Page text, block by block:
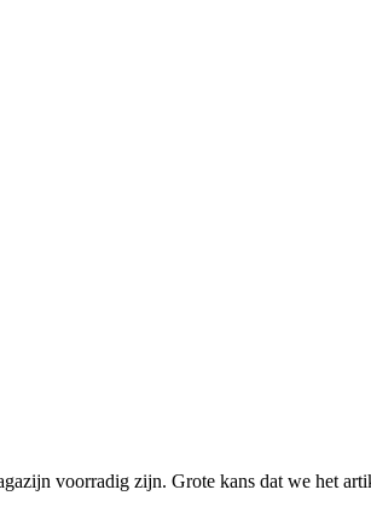
voorradig zijn. Grote kans dat we het